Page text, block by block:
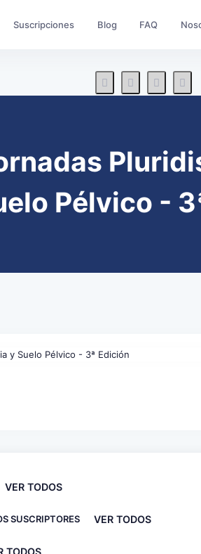
Suscripciones Blog FAQ
Pélvico -
VER TODOS
SUSCRIPTORES VER TODOS